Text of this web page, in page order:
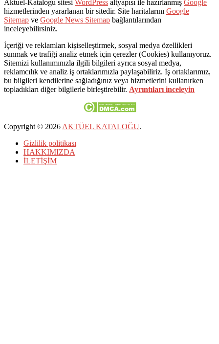
Aktuel-Katalogu sitesi WordPress altyapısı ile hazırlanmış Google
hizmetlerinden yararlanan bir sitedir. Site haritalarını Google
Sitemap ve Google News Sitemap bağlantılarından
inceleyebilirsiniz.
İçeriği ve reklamları kişiselleştirmek, sosyal medya özellikleri
sunmak ve trafiği analiz etmek için çerezler (Cookies) kullanıyoruz.
Sitemizi kullanımınızla ilgili bilgileri ayrıca sosyal medya,
reklamcılık ve analiz iş ortaklarımızla paylaşabiliriz. İş ortaklarımız,
bu bilgileri kendilerine sağladığınız veya hizmetlerini kullanırken
topladıkları diğer bilgilerle birleştirebilir. Ayrıntıları inceleyin
Copyright © 2026 AKTÜEL KATALOĞU.
Gizlilik politikası
HAKKIMIZDA
İLETİŞİM